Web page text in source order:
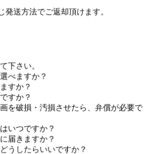
発送方法でご返却頂けます。
下さい。
べますか？
すか？
すか？
を破損・汚損させたら、弁償が必要で
いつですか？
届きますか？
うしたらいいですか？